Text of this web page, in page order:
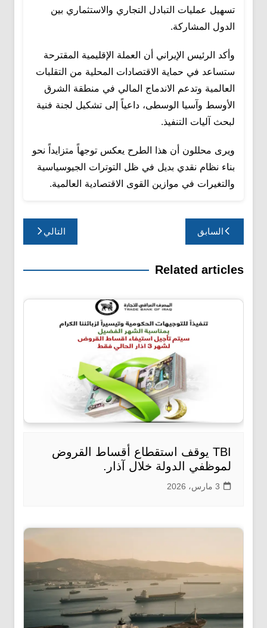
تسهيل عمليات التبادل التجاري والاستثماري بين
الدول المشاركة.
وأكد الرئيس الإيراني أن العملة الإقليمية المقترحة
ستساعد في حماية الاقتصادات المحلية من التقلبات
العالمية وتدعم الاندماج المالي في منطقة الشرق
الأوسط وآسيا الوسطى، داعياً إلى تشكيل لجنة فنية
لبحث آليات التنفيذ.
ويرى محللون أن هذا الطرح يعكس توجهاً متزايداً نحو
بناء نظام نقدي بديل في ظل التوترات الجيوسياسية
والتغيرات في موازين القوى الاقتصادية العالمية.
تصفّح
المقالات
السابق التالي
Related articles
TBI يوقف استقطاع أقساط القروض
لموظفي الدولة خلال آذار.
3 مارس، 2026